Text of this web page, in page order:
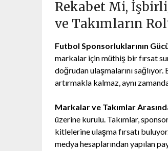
Rekabet Mi,
ve Takımların
Futbol Sponsorluklarının
markalar için müthiş bir fırsat
doğrudan ulaşmalarını
artırmakla kalmaz, aynı
Markalar ve Takımlar
üzerine kurulu. Takımlar,
kitlelerine ulaşma fırsatı
medya hesaplarından yapılan